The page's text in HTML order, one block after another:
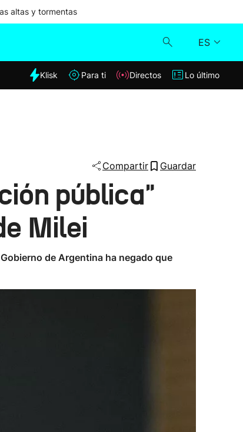
altas y tormentas
ES
Klisk
Klisk Para ti Directos Lo último
Compartir Guardar
pública"
Milei
de Argentina ha negado que